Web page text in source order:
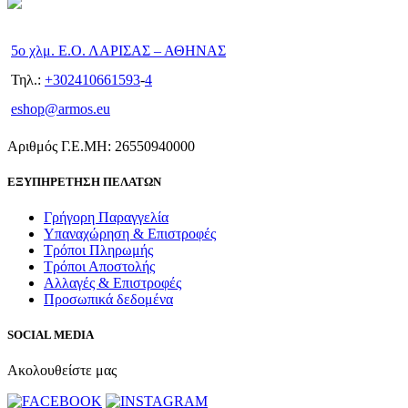
5ο χλμ. Ε.Ο. ΛΑΡΙΣΑΣ – ΑΘΗΝΑΣ
Τηλ.: +302410661593-4
eshop@armos.eu
Αριθμός Γ.Ε.ΜΗ: 26550940000
ΕΞΥΠΗΡΕΤΗΣΗ ΠΕΛΑΤΩΝ
Γρήγορη Παραγγελία
Υπαναχώρηση & Επιστροφές
Τρόποι Πληρωμής
Τρόποι Αποστολής
Αλλαγές & Επιστροφές
Προσωπικά δεδομένα
SOCIAL MEDIA
Ακολουθείστε μας